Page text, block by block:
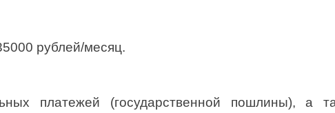
рублей/месяц.
платежей (государственной пошлины), а